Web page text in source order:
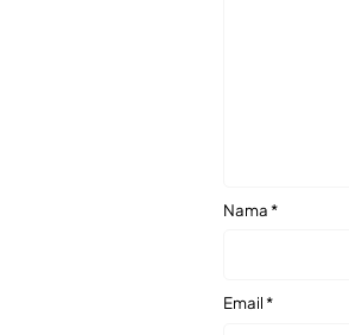
Nama*
Email*